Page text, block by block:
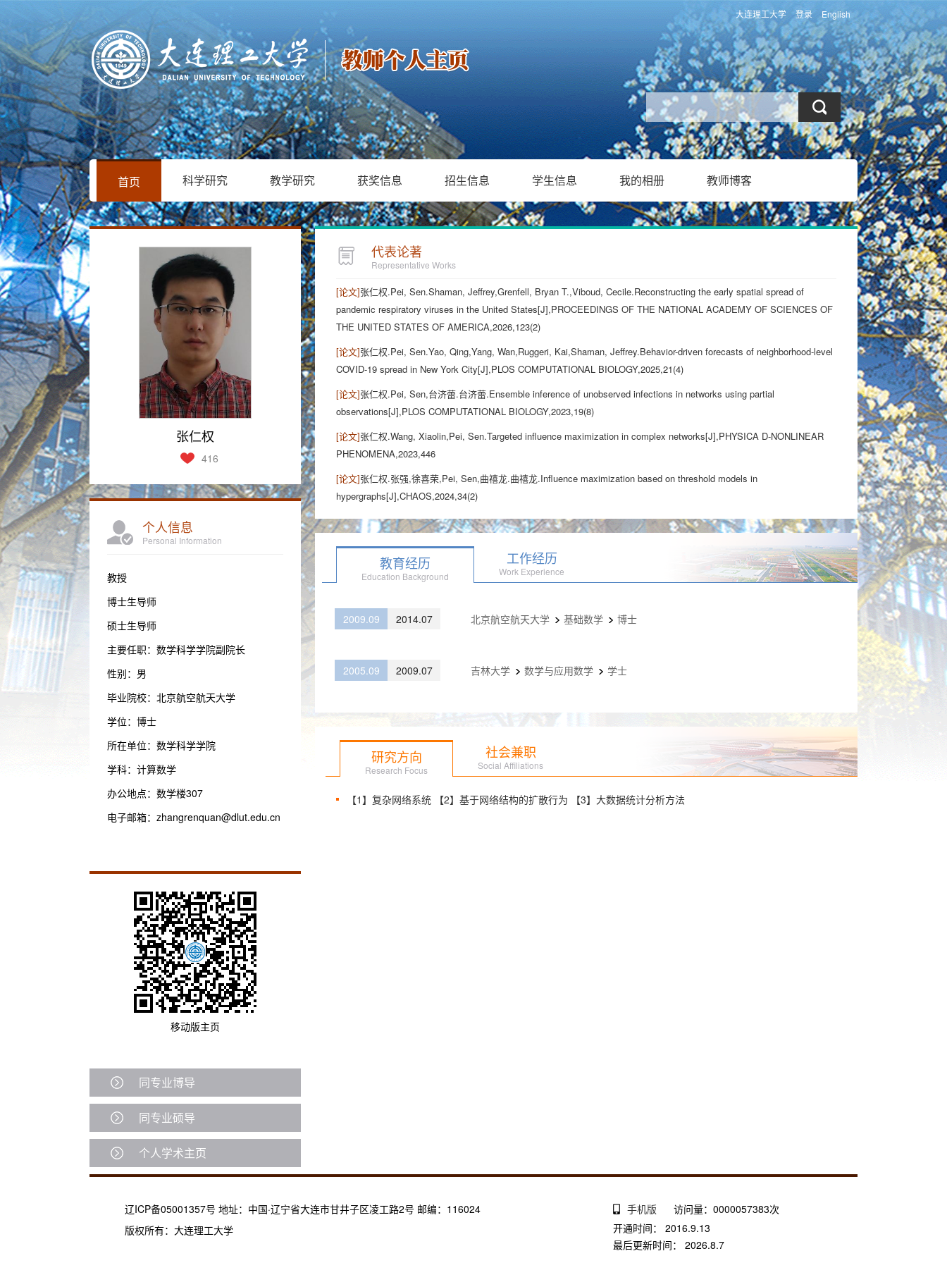
大连理工大学 登录 English
首页 科学研究 教学研究 获奖信息 招生信息 学生信息 我的相册 教师博客
张仁权
416
个人信息
Personal Information
教授
博士生导师
硕士生导师
主要任职：数学科学学院副院长
性别：男
毕业院校：北京航空航天大学
学位：博士
所在单位：数学科学学院
学科：计算数学
办公地点：数学楼307
电子邮箱： zhangrenquan@dlut.edu.cn
移动版主页
同专业博导
同专业硕导
个人学术主页
代表论著
Representative Works
[论文]张仁权.Pei, Sen.Shaman, Jeffrey,Grenfell, Bryan T.,Viboud, Cecile.Reconstructing the early spatial spread of
pandemic respiratory viruses in the United States[J],PROCEEDINGS OF THE NATIONAL ACADEMY OF SCIENCES OF
THE UNITED STATES OF AMERICA,2026,123(2)
[论文]张仁权.Pei, Sen.Yao, Qing,Yang, Wan,Ruggeri, Kai,Shaman, Jeffrey.Behavior-driven forecasts of neighborhood-level
COVID-19 spread in New York City[J],PLOS COMPUTATIONAL BIOLOGY,2025,21(4)
[论文]张仁权.Pei, Sen,台济蕾.台济蕾.Ensemble inference of unobserved infections in networks using partial
observations[J],PLOS COMPUTATIONAL BIOLOGY,2023,19(8)
[论文]张仁权.Wang, Xiaolin,Pei, Sen.Targeted influence maximization in complex networks[J],PHYSICA D-NONLINEAR
PHENOMENA,2023,446
[论文]张仁权.张强,徐喜荣,Pei, Sen,曲禧龙.曲禧龙.Influence maximization based on threshold models in
hypergraphs[J],CHAOS,2024,34(2)
教育经历
Education Background
工作经历
Work Experience
2009.09 2014.07 北京航空航天大学 基础数学 博士
2005.09 2009.07 吉林大学 数学与应用数学 学士
研究方向
Research Focus
社会兼职
Social Affiliations
【1】复杂网络系统 【2】基于网络结构的扩散行为 【3】大数据统计分析方法
辽ICP备05001357号 地址：中国·辽宁省大连市甘井子区凌工路2号 邮编：116024
版权所有：大连理工大学
手机版 访问量： 0000057383次
开通时间： 2016.9.13
最后更新时间： 2026.8.7